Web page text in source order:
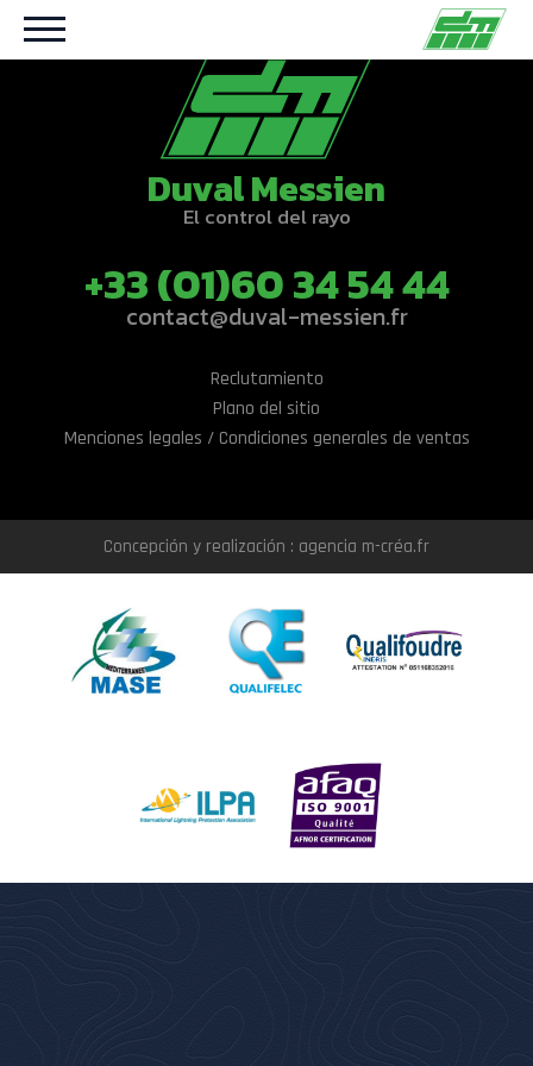
Duval Messien
El control del rayo
+33 (01)60 34 54 44
contact@duval-messien.fr
Reclutamiento
Plano del sitio
Menciones legales / Condiciones generales de ventas
Concepción y realización : agencia m-créa.fr